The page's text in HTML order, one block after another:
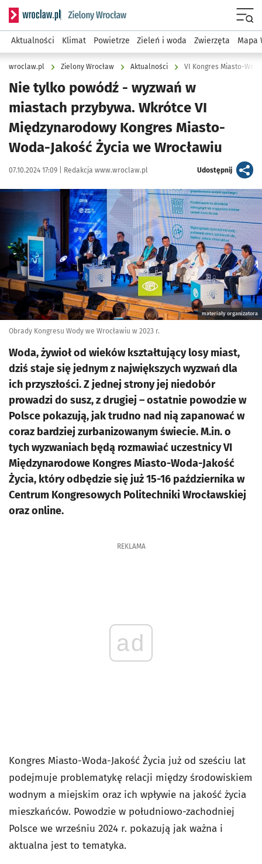
Serwis informacyjny wroclaw.pl podserwis: Środowisko we
Aktualności Klimat Powietrze Zieleń i woda Zwierzęta Mapa
wroclaw.pl Zielony Wrocław Aktualności VI Kongres Miasto-
Nie tylko powódź - wyzwań w
miastach przybywa. Wkrótce VI
Międzynarodowy Kongres Miasto-
Woda-Jakość Życia we Wrocławiu
Data publikacji:
07.10.2024 17:09 | Autor:
Redakcja www.wroclaw.pl Udostępnijartykuł
Kliknij, aby powiększyć
materiały organizatora
Obrady Kongresu Wody we Wrocławiu w 2023 r.
Woda, żywioł od wieków kształtujący losy miast,
dziś staje się jednym z największych wyzwań dla
ich przyszłości. Z jednej strony jej niedobór
prowadzi do susz, z drugiej – ostatnie powodzie w
Polsce pokazują, jak trudno nad nią zapanować w
coraz bardziej zurbanizowanym świecie. M.in. o
tych wyzwaniach będą rozmawiać uczestnicy VI
Międzynarodowe Kongres Miasto-Woda-Jakość
Życia, który odbędzie się już 15-16 października w
Centrum Kongresowych Politechniki Wrocławskiej
oraz online.
REKLAMA
ad
Kongres Miasto-Woda-Jakość Życia już od sześciu lat
podejmuje problematykę relacji między środowiskiem
wodnym a miejskim oraz ich wpływie na jakość życia
mieszkańców. Powodzie w południowo-zachodniej
Polsce we wrześniu 2024 r. pokazują jak ważna i
aktualna jest to tematyka.